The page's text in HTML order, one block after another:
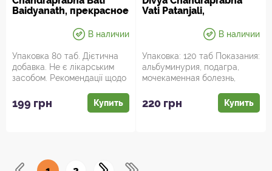
Baidyanath, прекрасное
е, тонизирующее и
очищающее.
В наличии
Упаковка 80 таб. Дієтична
добавка. Не є лікарським
засобом. Рекомендації щодо
199 грн Купить
Vati Patanjali,
В наличии
Упаковка: 120 таб Показания:
альбуминурия, подагра,
мочекаменная болезнь,
220 грн Купить